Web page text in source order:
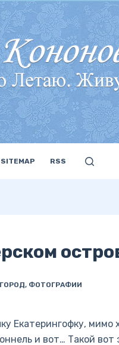
SITEMAP RSS
, ФОТОГРАФИИ
Екатерингофку, мимо
и вот… Такой вот